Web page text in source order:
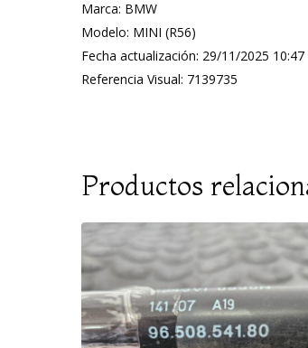
Marca: BMW
Modelo: MINI (R56)
Fecha actualización: 29/11/2025 10:47
Referencia Visual: 7139735
Productos